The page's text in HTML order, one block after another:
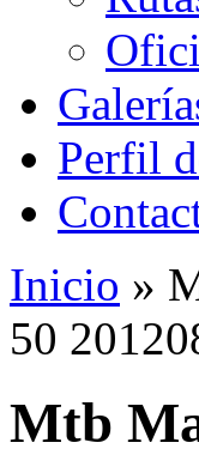
Perfil
Inicio »
50
Mtb